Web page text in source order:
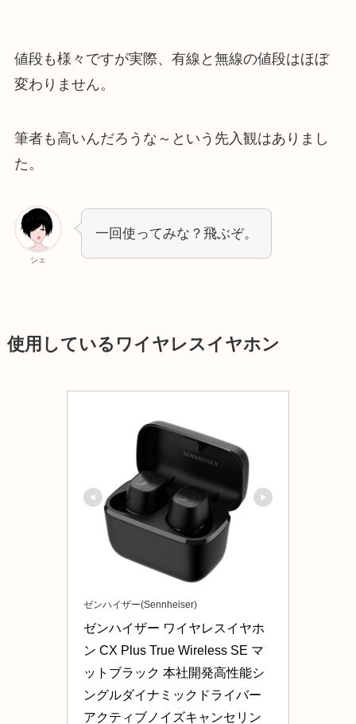
値段も様々ですが実際、有線と無線の値段はほぼ
変わりません。
筆者も高いんだろうな～という先入観はありまし
た。
シェ
一回使ってみな？飛ぶぞ。
使用しているワイヤレスイヤホン
ゼンハイザー(Sennheiser)
ゼンハイザー ワイヤレスイヤホ
ン CX Plus True Wireless SE マ
ットブラック 本社開発高性能シ
ングルダイナミックドライバー
アクティブノイズキャンセリン